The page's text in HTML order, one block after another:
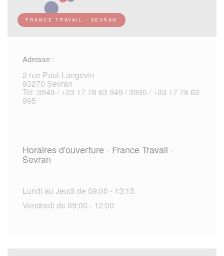
FRANCE TRAVAIL - SEVRAN
Adresse :
2 rue Paul-Langevin
93270 Sevran
Tel :3949 / +33 17 78 63 949 / 3995 / +33 17 78 63
995
Horaires d'ouverture - France Travail -
Sevran
Lundi au Jeudi de 09:00 - 13:15
Vendredi de 09:00 - 12:00